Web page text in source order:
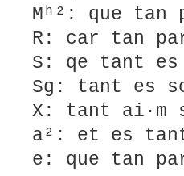
Mʰ²: que
R: car tan
S: qe tant
Sg: tant es
X: tant ai·m
a²: et es
e: que tan